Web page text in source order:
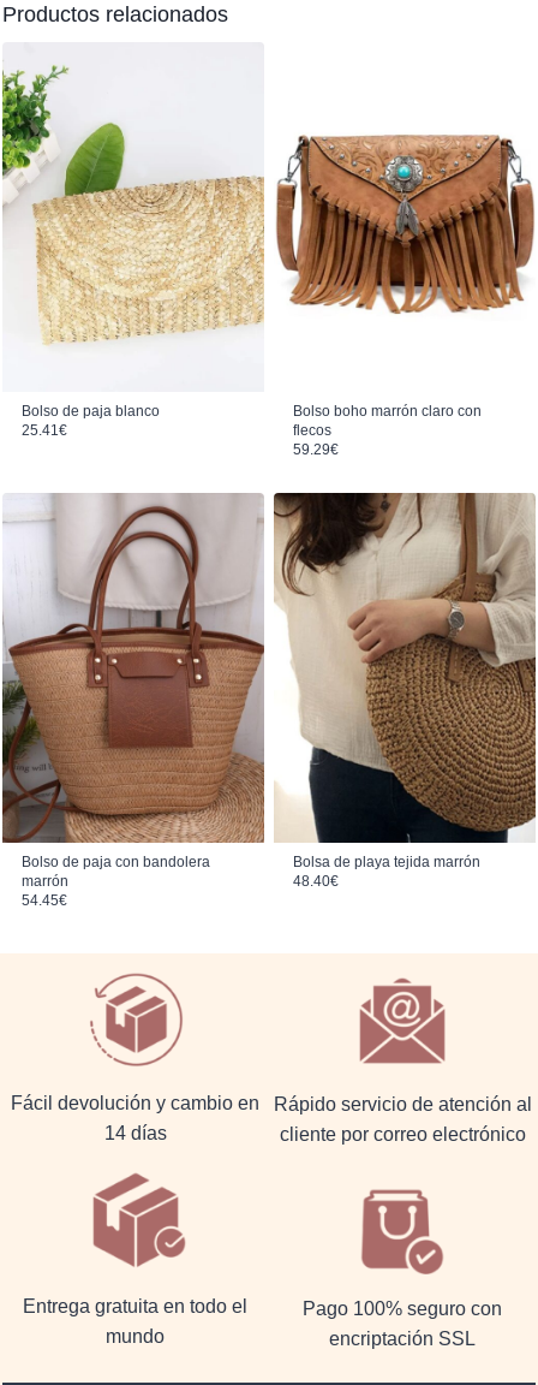
Productos relacionados
Bolso de paja blanco
25.41 €
Bolso boho marrón claro con
flecos
59.29€
Bolso de paja con bandolera
marrón
54.45€
Bolsa de playa tejida marrón
48.40€
Fácil devolución y cambio en
14 días
Rápido servicio de atención al
cliente por correo electrónico
Entrega gratuita en todo el
mundo
Pago 100% seguro con
encriptación SSL